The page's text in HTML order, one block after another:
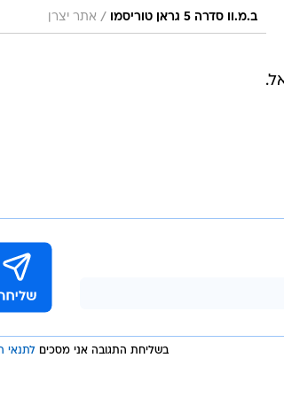
ב.מ.וו סדרה 5 גראן טוריסמו / אתר יצרן
בשליחת התגובה אני מסכים לתנאי